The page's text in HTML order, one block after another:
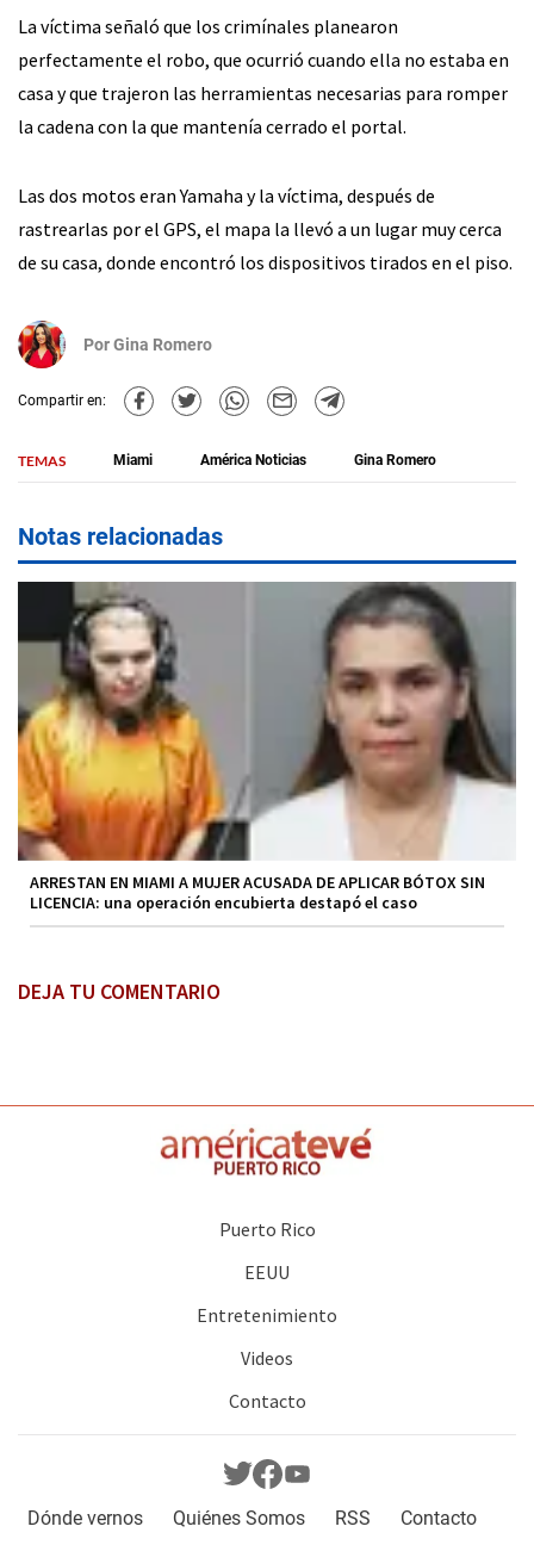
La víctima señaló que los crimínales planearon
perfectamente el robo, que ocurrió cuando ella no estaba en
casa y que trajeron las herramientas necesarias para romper
la cadena con la que mantenía cerrado el portal.
Las dos motos eran Yamaha y la víctima, después de
rastrearlas por el GPS, el mapa la llevó a un lugar muy cerca
de su casa, donde encontró los dispositivos tirados en el piso.
PorGina Romero
Compartir en:
TEMAS Miami América Noticias Gina Romero
Notas relacionadas
ARRESTAN EN MIAMI A MUJER ACUSADA DE APLICAR BÓTOX SIN
LICENCIA: una operación encubierta destapó el caso
DEJA TU COMENTARIO
Puerto Rico
EEUU
Entretenimiento
Videos
Contacto
Dónde vernos Quiénes Somos RSS Contacto